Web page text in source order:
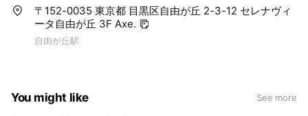
〒152-0035 東京都 目黒区自由が丘 2-3-12 セレナヴィ
ータ自由が丘 3F Axe.
自由が丘駅
You might like See more